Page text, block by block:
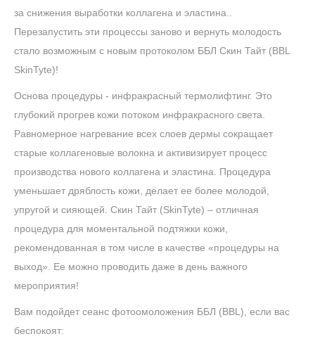
за снижения выработки коллагена и эластина..
Перезапустить эти процессы заново и вернуть молодость
стало возможным с новым протоколом ББЛ Скин Тайт (BBL
SkinTyte)!
Основа процедуры - инфракрасный термолифтинг. Это
глубокий прогрев кожи потоком инфракрасного света.
Равномерное нагревание всех слоев дермы сокращает
старые коллагеновые волокна и активизирует процесс
производства нового коллагена и эластина. Процедура
уменьшает дряблость кожи, делает ее более молодой,
упругой и сияющей. Скин Тайт (SkinTyte) – отличная
процедура для моментальной подтяжки кожи,
рекомендованная в том числе в качестве «процедуры на
выход». Ее можно проводить даже в день важного
мероприятия!
Вам подойдет сеанс фотоомоложения ББЛ (BBL), если вас
беспокоят: